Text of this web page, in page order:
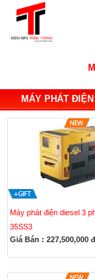
MÁY PHÁT ĐIỆN
Máy phát điện diesel 3
35SS3
Giá Bán : 227,500,000 đ